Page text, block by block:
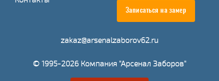
Записаться на замер
zakaz@arsenalzaborov62.ru
© 1995-2026 Компания "Арсенал Заборов"